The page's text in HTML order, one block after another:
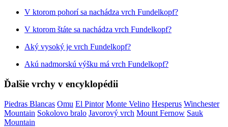
V ktorom pohorí sa nachádza vrch Fundelkopf?
V ktorom štáte sa nachádza vrch Fundelkopf?
Aký vysoký je vrch Fundelkopf?
Akú nadmorskú výšku má vrch Fundelkopf?
Ďalšie vrchy v encyklopédii
Piedras Blancas Omu El Pintor Monte Velino Hesperus Winchester
Mountain Sokolovo bralo Javorový vrch Mount Fernow Sauk
Mountain